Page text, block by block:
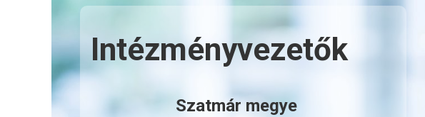
Intézményvezetők
Szatmár megye